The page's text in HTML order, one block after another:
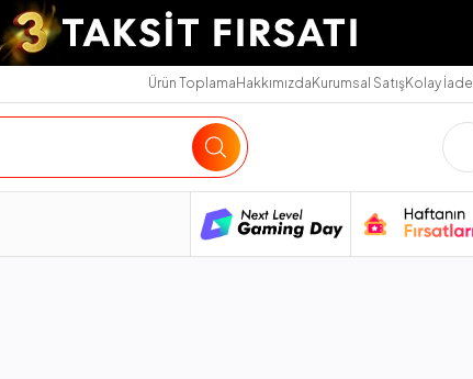
Ürün ToplamaHakkımızdaKurumsal SatışKolay İade